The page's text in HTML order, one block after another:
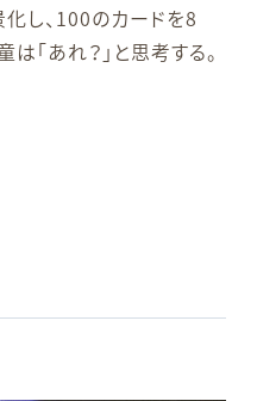
し、100のカードを8
「あれ？」と思考する。